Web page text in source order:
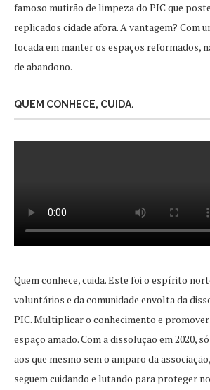
famoso mutirão de limpeza do PIC que
replicados cidade afora. A vantagem? Com
focada em manter os espaços reformados,
de abandono.
QUEM CONHECE, CUIDA.
Quem conhece, cuida. Este foi o espírito
voluntários e da comunidade envolta da
PIC. Multiplicar o conhecimento e
espaço amado. Com a dissolução em 2020,
aos que mesmo sem o amparo da
seguem cuidando e lutando para proteger